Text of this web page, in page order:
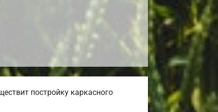
постройку каркасного